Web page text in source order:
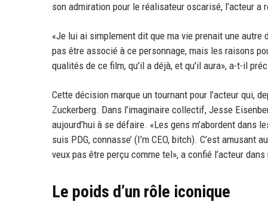
son admiration pour le réalisateur oscarisé, l’acteur a
«Je lui ai simplement dit que ma vie prenait une
pas être associé à ce personnage, mais les raisons
qualités de ce film, qu'il a déjà, et qu'il aura», a-t-il
Cette décision marque un tournant pour l’acteur qui,
Zuckerberg. Dans l’imaginaire collectif, Jesse
aujourd’hui à se défaire. «Les gens m’abordent
suis PDG, connasse’ (I’m CEO, bitch). C’est
veux pas être perçu comme tel», a confié l’acteur
Le poids d’un rôle iconique